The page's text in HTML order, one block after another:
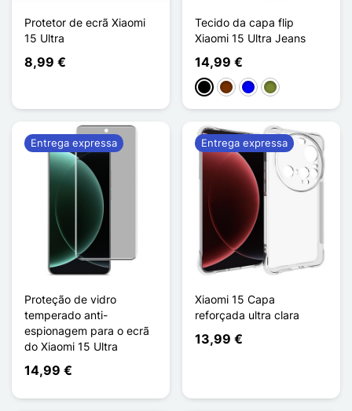
Protetor de ecrã Xiaomi
15 Ultra
8,99 €
Tecido da capa flip
Xiaomi 15 Ultra Jeans
14,99 €
PretoCaféAzulKhaki
Proteção de vidro
temperado anti-
espionagem para o ecrã
do Xiaomi 15 Ultra
14,99 €
Entrega expressa
Xiaomi 15 Capa
reforçada ultra clara
13,99 €
Entrega expressa